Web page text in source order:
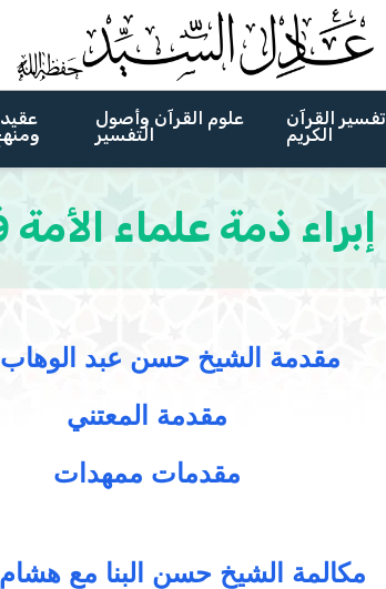
تفسير القرآن
الكريم
علوم القرآن وأصول
التفسير
إبراء ذمة علماء
مقدمة الشيخ حسن عبد الوهاب
مقدمة المعتني
مقدمات ممهدات
مكالمة الشيخ حسن البنا مع هشام